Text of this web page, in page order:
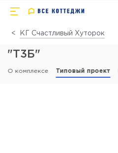
КГ Счастливый Хуторок
"Т3Б"
О комплексе Типовый проект